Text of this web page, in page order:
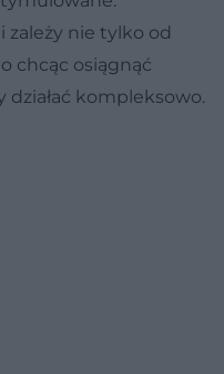
nie tylko od
chcąc osiągnąć
działać kompleksowo.